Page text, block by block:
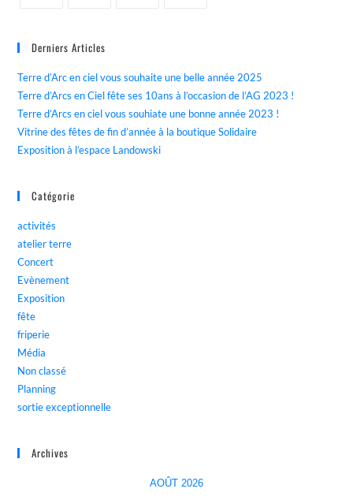
Derniers Articles
Terre d’Arc en ciel vous souhaite une belle année 2025
Terre d’Arcs en Ciel fête ses 10ans à l’occasion de l’AG 2023 !
Terre d’Arcs en ciel vous souhiate une bonne année 2023 !
Vitrine des fêtes de fin d’année à la boutique Solidaire
Exposition à l’espace Landowski
Catégorie
activités
atelier terre
Concert
Evènement
Exposition
fête
friperie
Média
Non classé
Planning
sortie exceptionnelle
Archives
AOÛT 2026